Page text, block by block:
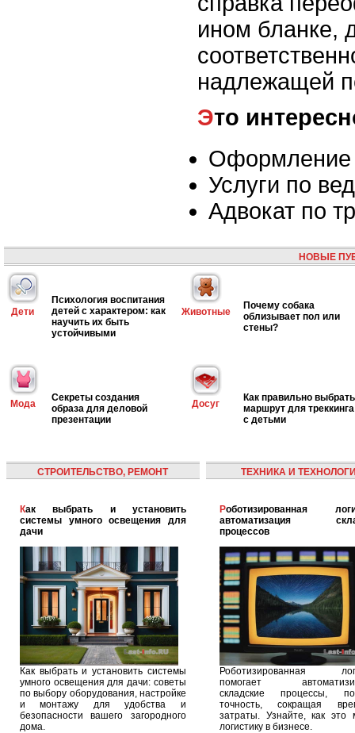
ином бланке,
надлежащей
Это
Оформление
Услуги по
Адвокат по
НОВЫЕ
Дети
Психология воспитания
детей с характером: как
научить их быть
устойчивыми
Животные
Почему собака
облизывает пол или
стены?
Мода
Секреты создания
образа для деловой
презентации
Досуг
Как правильно выбрать
маршрут для треккинга
с детьми
СТРОИТЕЛЬСТВО, РЕМОНТ
Как выбрать и установить
системы умного освещения для
дачи
Как выбрать и установить системы
умного освещения для дачи: советы
по выбору оборудования, настройке
и монтажу для удобства и
безопасности вашего загородного
дома.
ТЕХНИКА И
Роботизированная логистика:
автоматизация
процессов
Роботизированная
помогает
складские процессы,
точность, сокращая
затраты. Узнайте, как это
логистику в бизнесе.